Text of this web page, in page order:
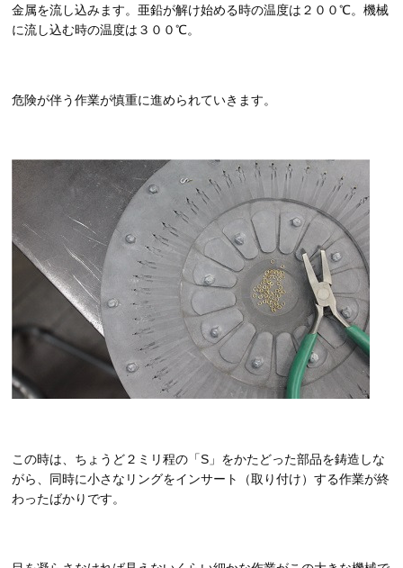
金属を流し込みます。亜鉛が解け始める時の温度は２００℃。機械
に流し込む時の温度は３００℃。
危険が伴う作業が慎重に進められていきます。
この時は、ちょうど２ミリ程の「S」をかたどった部品を鋳造しな
がら、同時に小さなリングをインサート（取り付け）する作業が終
わったばかりです。